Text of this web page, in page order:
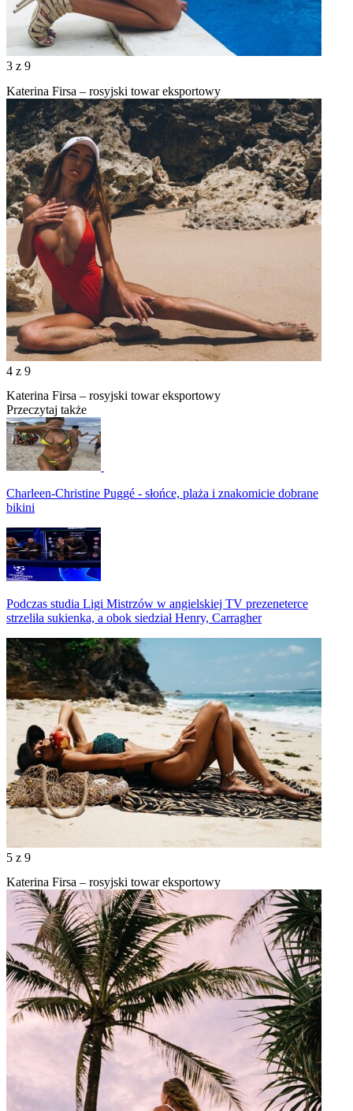
3 z 9
Katerina Firsa – rosyjski towar eksportowy
4 z 9
Katerina Firsa – rosyjski towar eksportowy
Przeczytaj także
Charleen-Christine Puggé - słońce, plaża i znakomicie dobrane
bikini
Podczas studia Ligi Mistrzów w angielskiej TV prezeneterce
strzeliła sukienka, a obok siedział Henry, Carragher
5 z 9
Katerina Firsa – rosyjski towar eksportowy